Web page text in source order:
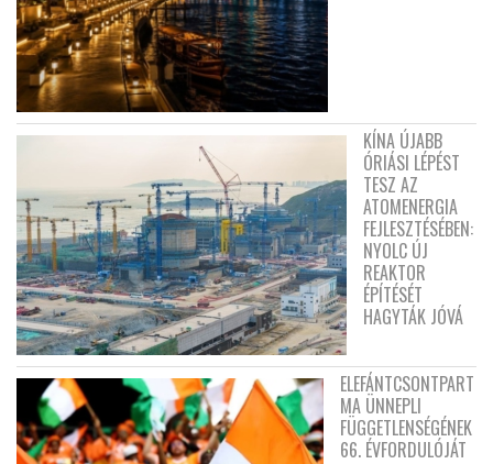
KÍNA ÚJABB
ÓRIÁSI LÉPÉST
TESZ AZ
ATOMENERGIA
FEJLESZTÉSÉBEN:
NYOLC ÚJ
REAKTOR
ÉPÍTÉSÉT
HAGYTÁK JÓVÁ
ELEFÁNTCSONTPART
MA ÜNNEPLI
FÜGGETLENSÉGÉNEK
66. ÉVFORDULÓJÁT